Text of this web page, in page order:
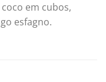
em cubos,
esfagno.